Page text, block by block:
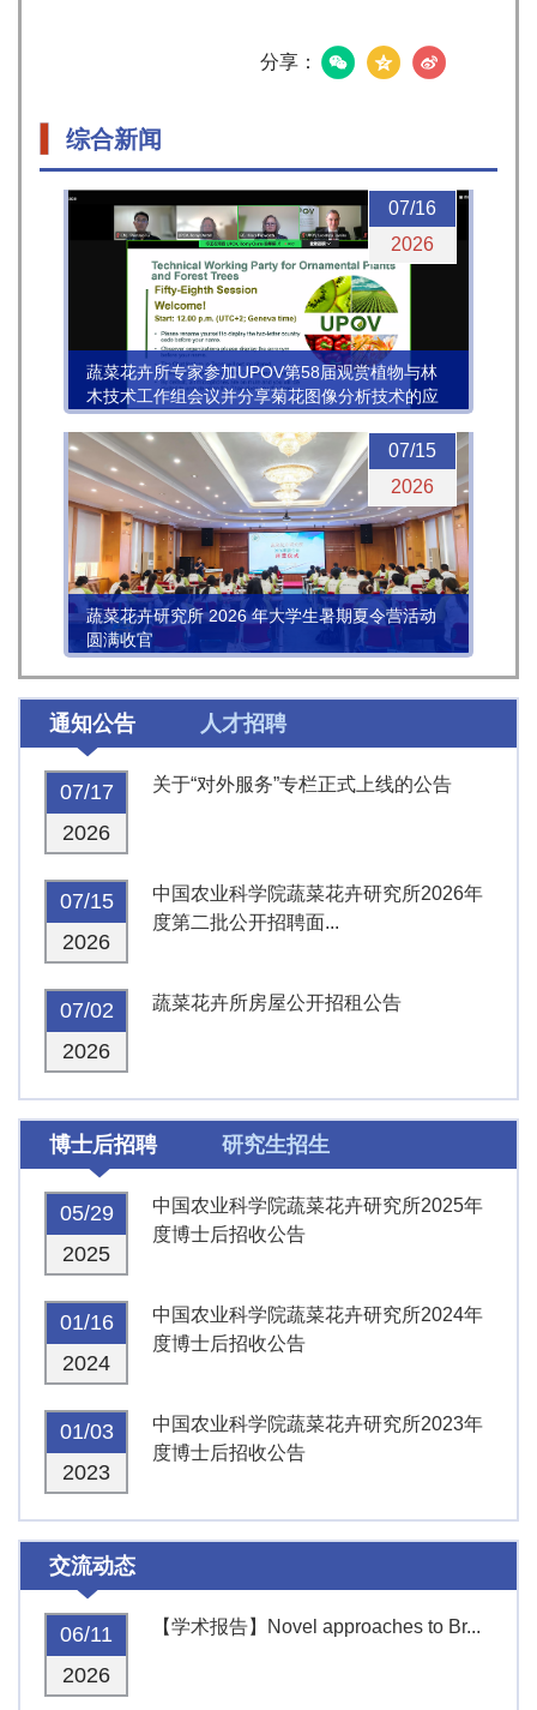
分享：
综合新闻
07/16
2026
蔬菜花卉所专家参加UPOV第58届观赏植物与林
木技术工作组会议并分享菊花图像分析技术的应
用进展
07/15
2026
蔬菜花卉研究所 2026 年大学生暑期夏令营活动
圆满收官
通知公告 人才招聘
07/17
2026
关于“对外服务”专栏正式上线的公告
07/15
2026
中国农业科学院蔬菜花卉研究所2026年
度第二批公开招聘面...
07/02
2026
蔬菜花卉所房屋公开招租公告
博士后招聘 研究生招生
05/29
2025
中国农业科学院蔬菜花卉研究所2025年
度博士后招收公告
01/16
2024
中国农业科学院蔬菜花卉研究所2024年
度博士后招收公告
01/03
2023
中国农业科学院蔬菜花卉研究所2023年
度博士后招收公告
交流动态
06/11
2026
【学术报告】Novel approaches to Br...